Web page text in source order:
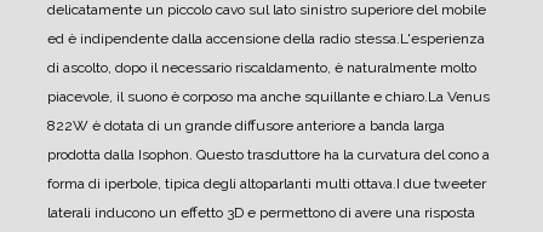
delicatamente un piccolo cavo sul lato sinistro superiore del mobile
ed è indipendente dalla accensione della radio stessa.L'esperienza
di ascolto, dopo il necessario riscaldamento, è naturalmente molto
piacevole, il suono è corposo ma anche squillante e chiaro.La Venus
822W è dotata di un grande diffusore anteriore a banda larga
prodotta dalla Isophon. Questo trasduttore ha la curvatura del cono a
forma di iperbole, tipica degli altoparlanti multi ottava.I due tweeter
laterali inducono un effetto 3D e permettono di avere una risposta